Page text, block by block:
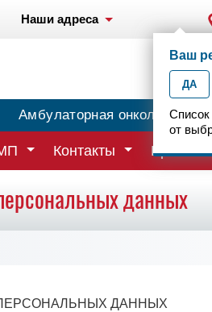
Наши адреса
Ваш
ДА
Список
от
Амбулаторная онкология
Контакты Врачи
данных
ДАННЫХ